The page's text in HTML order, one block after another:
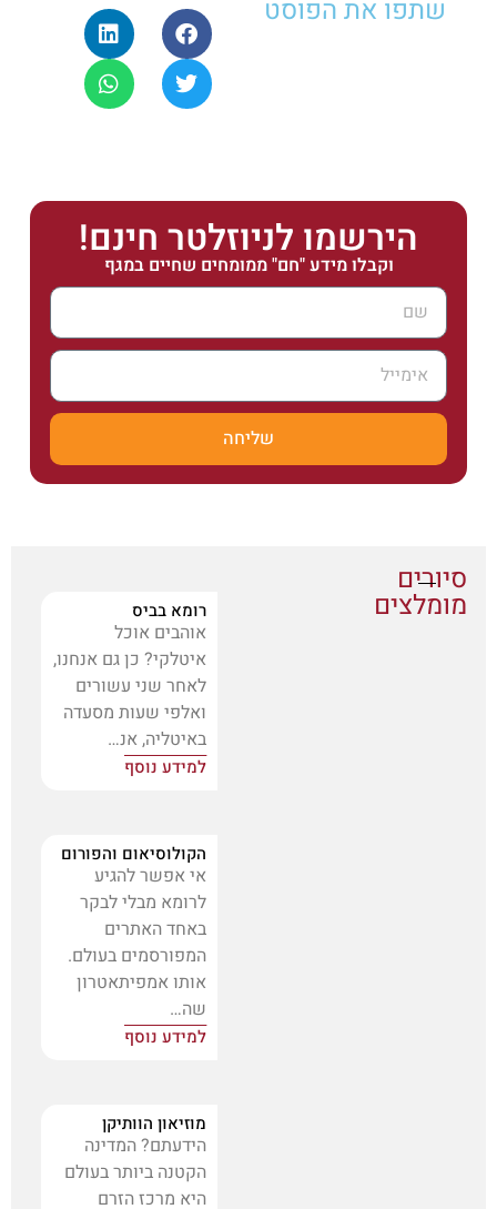
שתפו את הפוסט
הירשמו לניוזלטר חינם!
וקבלו מידע "חם" ממומחים שחיים במגף
שליחה
סיורים
מומלצים רומא בביס
אוהבים אוכל
איטלקי? כן גם אנחנו,
לאחר שני עשורים
ואלפי שעות מסעדה
באיטליה, אנ…
למידע נוסף
הקולוסיאום והפורום
אי אפשר להגיע
לרומא מבלי לבקר
באחד האתרים
המפורסמים בעולם.
אותו אמפיתאטרון
שה…
למידע נוסף
מוזיאון הוותיקן
הידעתם? המדינה
הקטנה ביותר בעולם
היא מרכז הזרם